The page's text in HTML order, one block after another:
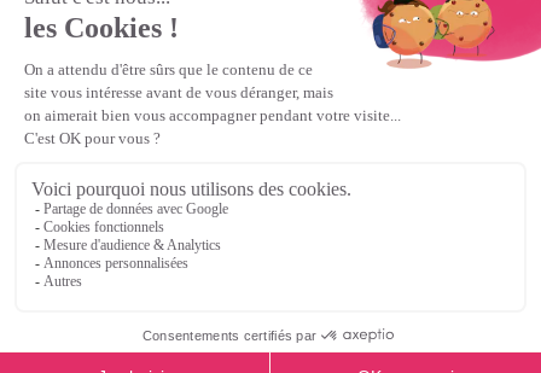
la référence en perles et bijoux
perles en ligne, telles que les perles
et cristaux et strass en cristal Preciosa, les perles Miyuki perles et
apprêts en Argent 925, Gold Filled, perles de rocaille Preciosa
Matière Première est un
Première
Veuillez patienter...
Continuer vos achats
or Voir le panier